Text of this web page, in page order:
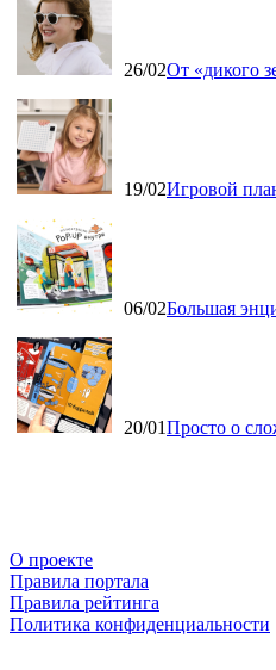
26/02От «дикого
19/02Игровой
06/02Большая
20/01Просто о
О проекте
Правила портала
Правила рейтинга
Политика конфиденциальности